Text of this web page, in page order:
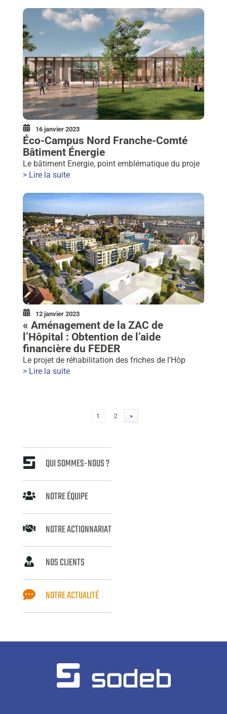
16 janvier 2023
Éco-Campus Nord Franche-Comté
Bâtiment Énergie
Le bâtiment Energie, point emblématique du proje
> Lire la suite
12 janvier 2023
« Aménagement de la ZAC de
l’Hôpital : Obtention de l’aide
financière du FEDER
Le projet de réhabilitation des friches de l'Hôp
> Lire la suite
Navigation
articles
Page
1 Page
2 >
QUI SOMMES-NOUS ?
NOTRE ÉQUIPE
NOTRE ACTIONNARIAT
NOS CLIENTS
NOTRE ACTUALITÉ